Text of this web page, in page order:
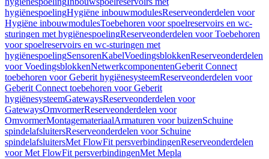
hygiënespoelingHygiëne inbouwmodulesReserveonderdelen voor
Hygiëne inbouwmodulesToebehoren voor spoelreservoirs en wc-
sturingen met hygiënespoelingReserveonderdelen voor Toebehoren
voor spoelreservoirs en wc-sturingen met
hygiënespoelingSensorenKabelVoedingsblokkenReserveonderdelen
voor VoedingsblokkenNetwerkcomponentenGeberit Connect
toebehoren voor Geberit hygiënesysteemReserveonderdelen voor
Geberit Connect toebehoren voor Geberit
hygiënesysteemGatewaysReserveonderdelen voor
GatewaysOmvormerReserveonderdelen voor
OmvormerMontagemateriaalArmaturen voor buizenSchuine
spindelafsluitersReserveonderdelen voor Schuine
spindelafsluitersMet FlowFit persverbindingenReserveonderdelen
voor Met FlowFit persverbindingenMet Mepla